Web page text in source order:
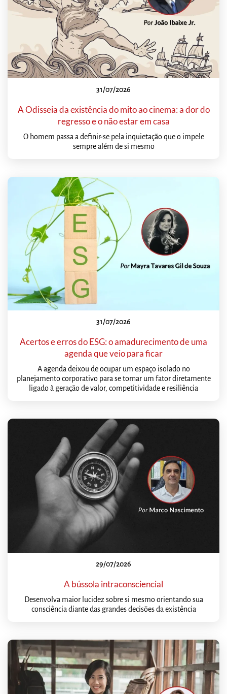
31/07/2026
A Odisseia da existência do mito ao cinema: a dor do
regresso e o não estar em casa
O homem passa a definir-se pela inquietação que o impele
sempre além de si mesmo
31/07/2026
Acertos e erros do ESG: o amadurecimento de uma
agenda que veio para ficar
A agenda deixou de ocupar um espaço isolado no
planejamento corporativo para se tornar um fator diretamente
ligado à geração de valor, competitividade e resiliência
29/07/2026
A bússola intraconsciencial
Desenvolva maior lucidez sobre si mesmo orientando sua
consciência diante das grandes decisões da existência